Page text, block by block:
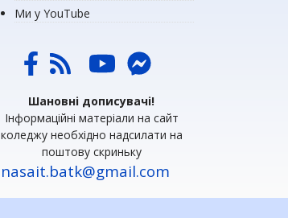
Ми у YouTube
Шановні дописувачі!
Інформаційні матеріали на сайт
коледжу необхідно надсилати на
поштову скриньку
nasait.batk@gmail.com